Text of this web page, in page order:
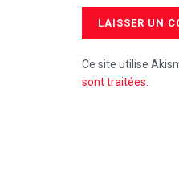
Ce site utilise
sont traitées